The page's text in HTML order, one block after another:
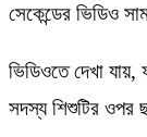
সেকেন্ডের ভিডিও
ভিডিওতে দেখা
সদস্য শিশুটির ওপর